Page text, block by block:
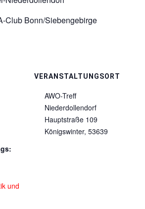
Club Bonn/Siebengebirge
und
VERANSTALTUNGSORT
AWO-Treff
Niederdollendorf
Hauptstraße 109
Königswinter, 53639